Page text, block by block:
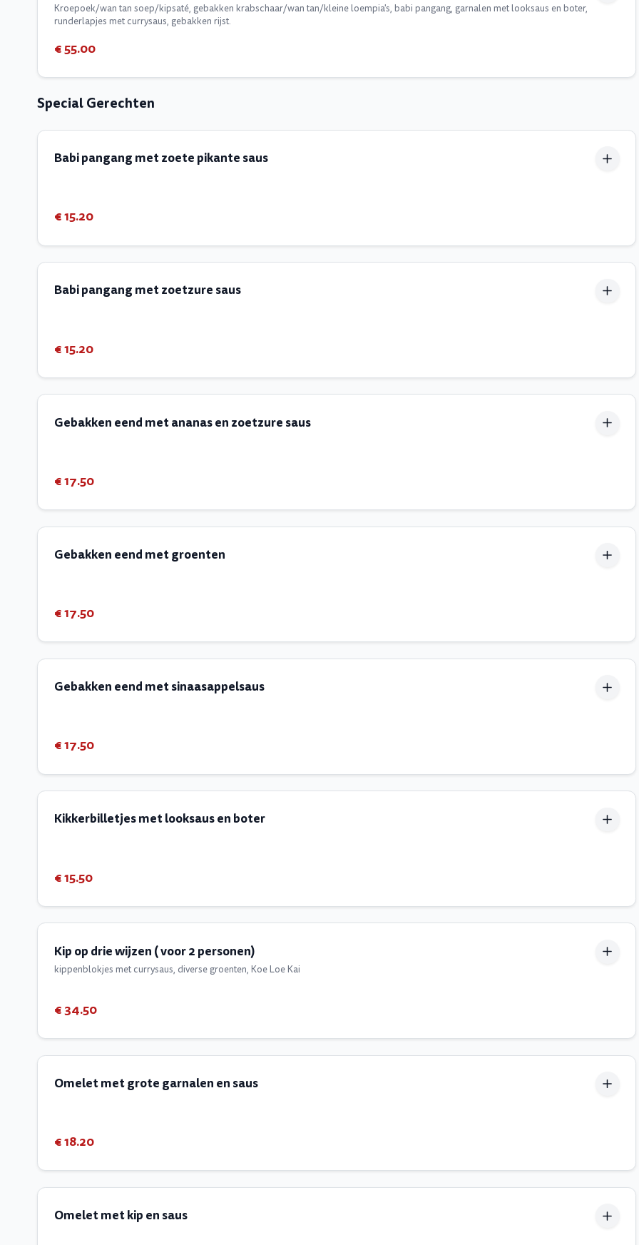
Kroepoek/wan tan soep/kipsaté, gebakken krabschaar/wan tan/kleine loempia's, babi pangang, garnalen met looksaus en boter,
runderlapjes met currysaus, gebakken rijst.
€ 55.00
Special Gerechten
Babi pangang met zoete pikante saus
€ 15.20
Babi pangang met zoetzure saus
€ 15.20
Gebakken eend met ananas en zoetzure saus
€ 17.50
Gebakken eend met groenten
€ 17.50
Gebakken eend met sinaasappelsaus
€ 17.50
Kikkerbilletjes met looksaus en boter
€ 15.50
Kip op drie wijzen ( voor 2 personen)
kippenblokjes met currysaus, diverse groenten, Koe Loe Kai
€ 34.50
Omelet met grote garnalen en saus
€ 18.20
Omelet met kip en saus